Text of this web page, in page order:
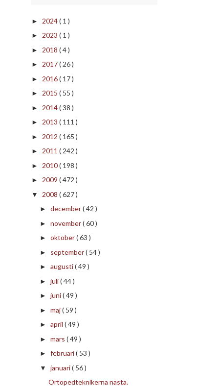
► 2024( 1 )
► 2023 ( 1 )
► 2018 ( 4 )
► 2017( 26 )
► 2016( 17 )
► 2015 ( 55 )
► 2014( 38 )
► 2013 ( 111 )
► 2012 ( 165 )
► 2011 ( 242 )
► 2010( 198 )
► 2009 ( 472 )
▼ 2008 ( 627 )
► december( 42 )
► november( 60 )
► oktober( 63 )
► september( 54 )
► augusti( 49 )
► juli( 44 )
► juni( 49 )
► maj( 59 )
► april ( 49 )
► mars ( 49 )
► februari( 53 )
▼ januari( 56 )
Ortopedteknikerna nästa.